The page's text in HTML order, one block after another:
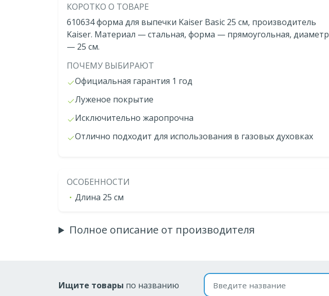
КОРОТКО О ТОВАРЕ
610634 форма для выпечки Kaiser Basic 25 см, производитель
Kaiser. Материал — стальная, форма — прямоугольная, диаметр
— 25 см.
ПОЧЕМУ ВЫБИРАЮТ
Официальная гарантия 1 год
Луженое покрытие
Исключительно жаропрочна
Отлично подходит для использования в газовых духовках
ОСОБЕННОСТИ
Длина 25 см
Полное описание от производителя
Ищите товары по названию Поиск по названию